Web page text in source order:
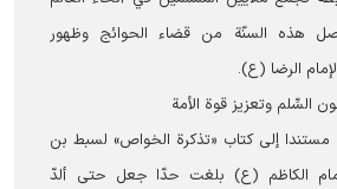
هذه السنّة من قضاء الحوائج وظهور
الرضا (ع).
السِّلم وتعزيز قوة الأمة
مستندا إلى كتاب «تذكرة الخواص» لسبط بن
الكاظم (ع) بلغت حدّا جعل حتى ألدّ